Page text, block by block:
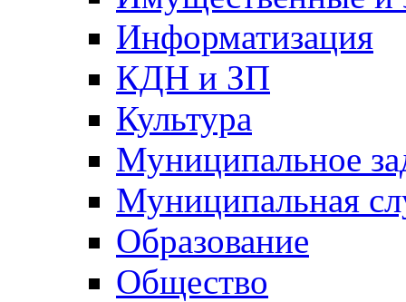
Информатизация
КДН и ЗП
Культура
Муниципальное
Муниципальная
Образование
Общество